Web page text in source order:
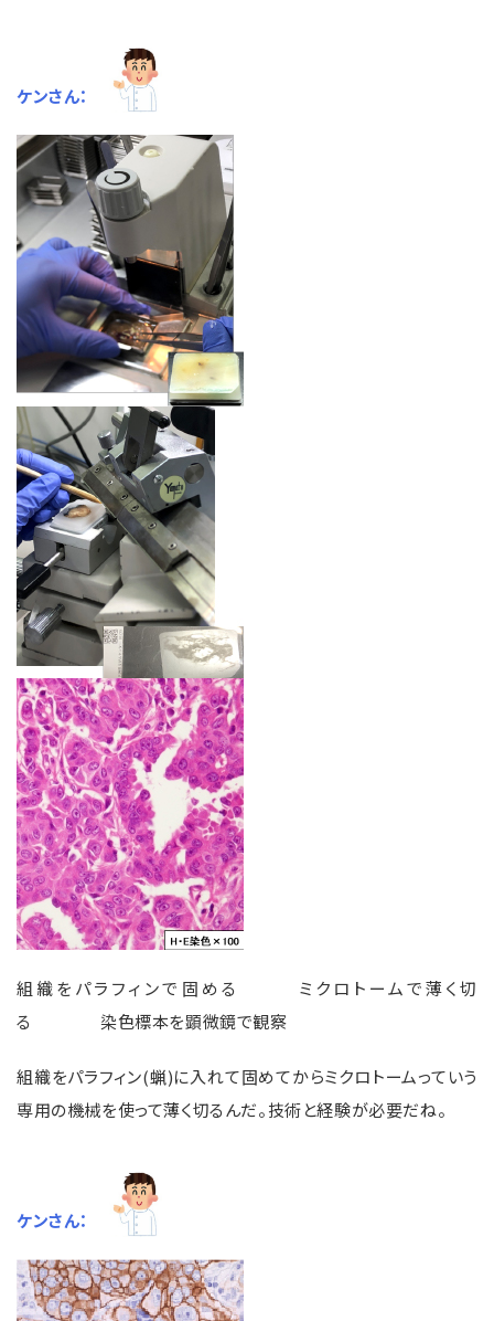
ケンさん：
組織をパラフィンで固める ミクロトームで薄く切
る 染色標本を顕微鏡で観察
組織をパラフィン(蝋)に入れて固めてからミクロトームっていう
専用の機械を使って薄く切るんだ。技術と経験が必要だね。
ケンさん：